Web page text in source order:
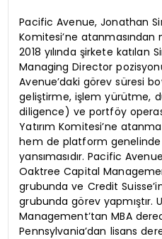
Pacific Avenue, Jonathan
Komitesi’ne
2018 yılında şirkete katılan
Managing Director
Avenue’daki görev süresi
geliştirme, işlem yürütme,
diligence) ve portföy
Yatırım Komitesi’ne
hem de platform
yansımasıdır. Pacific
Oaktree Capital
grubunda ve Credit
grubunda görev yapmıştır.
Management’tan MBA
Pennsylvania’dan lisans